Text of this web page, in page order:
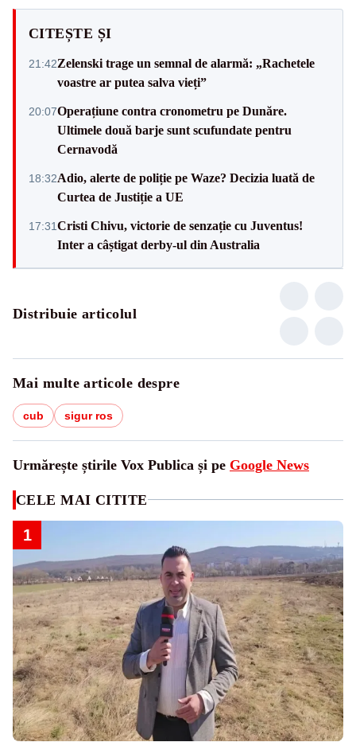
CITEȘTE ȘI
21:42Zelenski trage un semnal de alarmă: „Rachetele
voastre ar putea salva vieți”
20:07Operațiune contra cronometru pe Dunăre.
Ultimele două barje sunt scufundate pentru
Cernavodă
18:32Adio, alerte de poliție pe Waze? Decizia luată de
Curtea de Justiție a UE
17:31Cristi Chivu, victorie de senzație cu Juventus!
Inter a câștigat derby-ul din Australia
Distribuie articolul
Mai multe articole despre
cub sigur ros
Urmărește știrile Vox Publica și pe Google News
CELE MAI CITITE
1